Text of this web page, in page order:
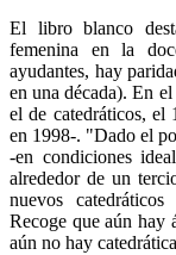
El libro blanco
femenina en la
ayudantes, hay
en una década). En
el de catedráticos, el
en 1998-. "Dado el
-en condiciones
alrededor de un
nuevos
Recoge que aún hay
aún no hay